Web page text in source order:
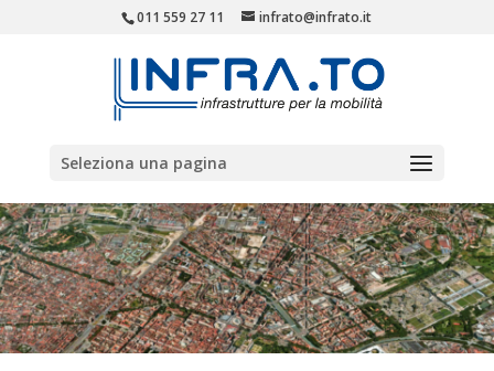
011 559 27 11 infrato@infrato.it
Seleziona una pagina